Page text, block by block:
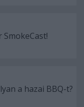
a hazai BBQ-t?